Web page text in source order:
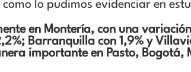
lo pudimos evidenciar en
en Montería, con una
Barranquilla con 1,9% y
importante en Pasto, Bogotá,